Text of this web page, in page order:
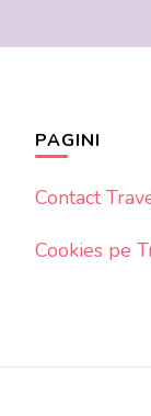
PAGINI
Contact
Cookies pe